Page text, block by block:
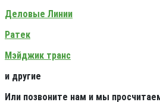
Деловые Линии
Ратек
Мэйджик транс
и другие
Или позвоните нам и мы